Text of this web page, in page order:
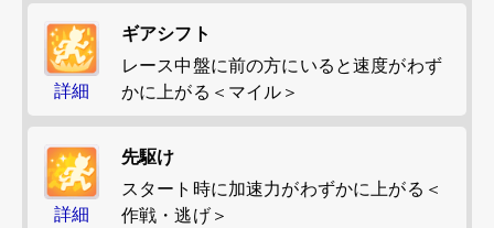
詳細
ギアシフト
レース中盤に前の方にいると速度がわず
かに上がる＜マイル＞
詳細
先駆け
スタート時に加速力がわずかに上がる＜
作戦・逃げ＞